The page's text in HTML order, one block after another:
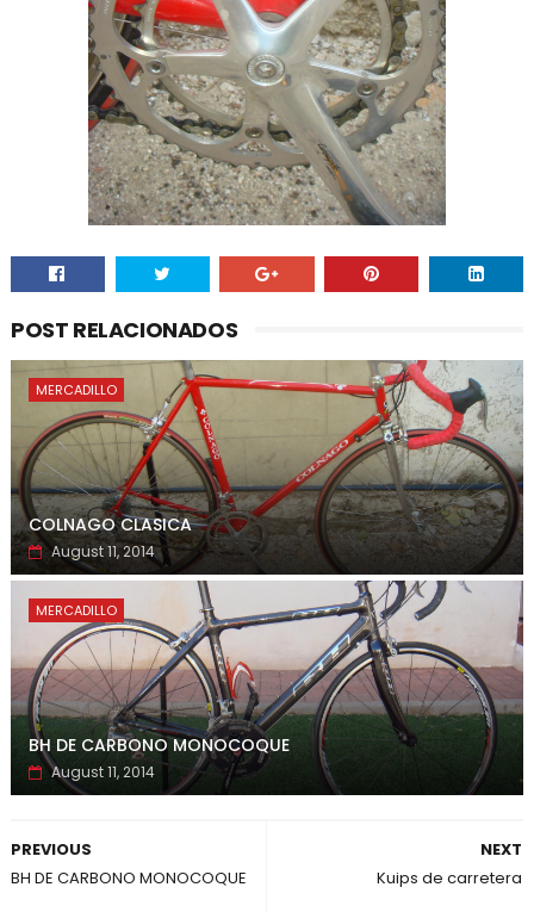
POST RELACIONADOS
MERCADILLO
COLNAGO CLASICA
August 11, 2014
MERCADILLO
BH DE CARBONO MONOCOQUE
August 11, 2014
NEXT
Kuips de carretera
PREVIOUS
BH DE CARBONO MONOCOQUE